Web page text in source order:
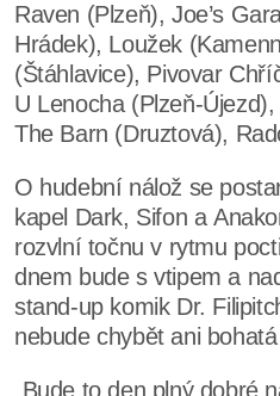
Raven (Plzeň), Joe’s
Hrádek), Loužek
(Štáhlavice), Pivovar
U Lenocha (Plzeň-
The Barn (Druztová),
O hudební nálož se
kapel Dark, Sifon a
rozvlní točnu v rytmu
dnem bude s vtipem a
stand-up komik Dr.
nebude chybět ani
„Bude to den plný dobré